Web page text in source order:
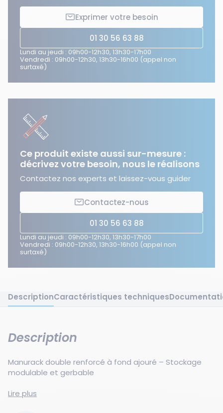
Exprimer votre besoin
01 30 56 63 88
Lundi au jeudi : 09h00-12h30, 13h30-17h00
Vendredi : 09h00-12h30, 13h30-16h00 (appel non
surtaxé)
Ce produit existe aussi sur-mesure :
décrivez votre besoin, nous le réalisons
Contactez nos experts et laissez-vous guider
Contactez-nous
01 30 56 63 88
Lundi au jeudi : 09h00-12h30, 13h30-17h00
Vendredi : 09h00-12h30, 13h30-16h00 (appel non
surtaxé)
DescriptionCaractéristiques techniques
Description
Manurack double renforcé à fond ajouré – Stockage
modulable et gerbable
Choisissez le manurack double standard galvanisé pour
Lire plus